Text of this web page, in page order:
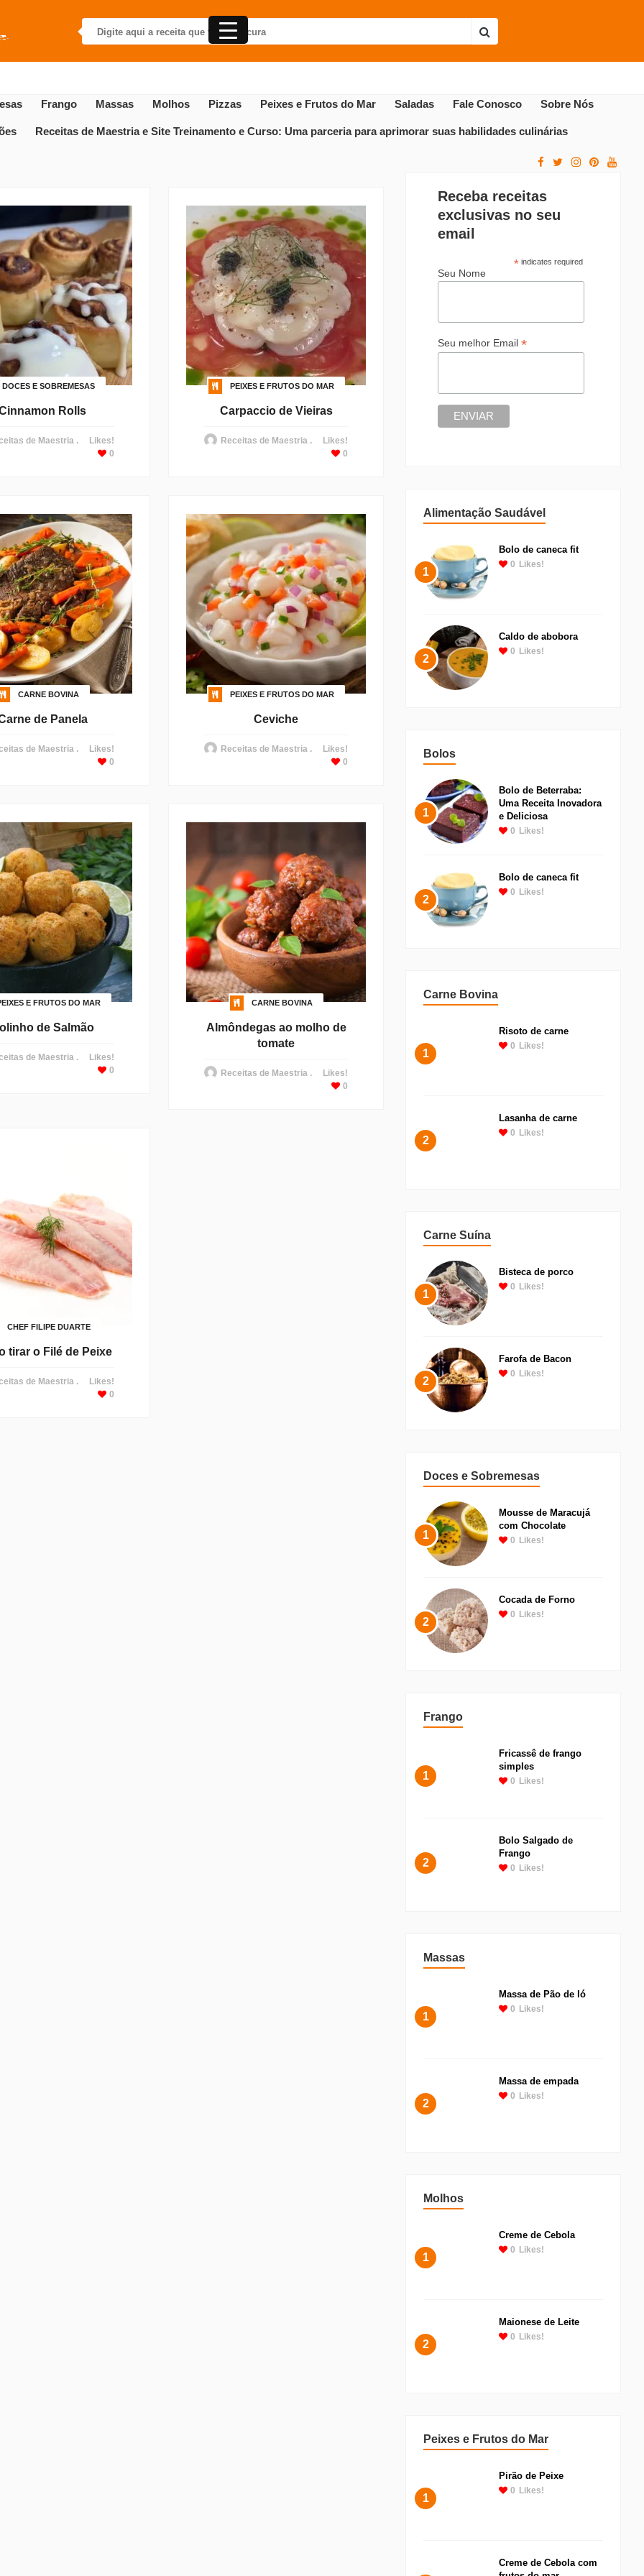
Frango Massas Molhos Pizzas Peixes e Frutos do Mar Saladas Fale Conosco Sobre Nós
Receitas de Maestria e Site Treinamento e Curso: Uma parceria para aprimorar suas habilidades culinárias
DOCES E SOBREMESAS
Rolls
de Maestria .
Likes!
0
PEIXES E FRUTOS DO MAR
Carpaccio de Vieiras
Receitas de Maestria .
Likes!
0
CARNE BOVINA
de Panela
de Maestria .
Likes!
0
PEIXES E FRUTOS DO MAR
Ceviche
Receitas de Maestria .
Likes!
0
E FRUTOS DO MAR
de Salmão
de Maestria .
Likes!
0
CARNE BOVINA
Almôndegas ao molho de
tomate
Receitas de Maestria .
Likes!
0
CHEF FILIPE DUARTE
tirar o Filé de Peixe
de Maestria .
Likes!
0
Receba receitas
exclusivas no seu
email
*indicates required
Seu Nome
Seu melhor Email *
Alimentação Saudável
1
Bolo de caneca fit
0 Likes!
2
Caldo de abobora
0 Likes!
Bolos
1
Bolo de Beterraba:
Uma Receita Inovadora
e Deliciosa
0 Likes!
2
Bolo de caneca fit
0 Likes!
Carne Bovina
1
Risoto de carne
0 Likes!
2
Lasanha de carne
0 Likes!
Carne Suína
1
Bisteca de porco
0 Likes!
2
Farofa de Bacon
0 Likes!
Doces e Sobremesas
1
Mousse de Maracujá
com Chocolate
0 Likes!
2
Cocada de Forno
0 Likes!
Frango
1
Fricassê de frango
simples
0 Likes!
2
Bolo Salgado de
Frango
0 Likes!
Massas
1
Massa de Pão de ló
0 Likes!
2
Massa de empada
0 Likes!
Molhos
1
Creme de Cebola
0 Likes!
2
Maionese de Leite
0 Likes!
Peixes e Frutos do Mar
1
Pirão de Peixe
0 Likes!
Creme de Cebola com